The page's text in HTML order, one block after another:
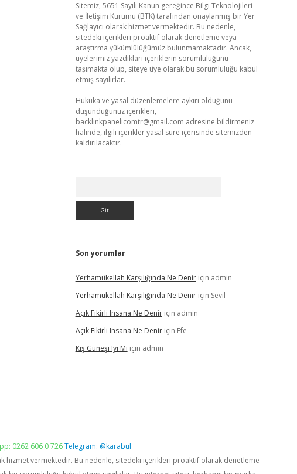
Sitemiz, 5651 Sayılı Kanun gereğince Bilgi Teknolojileri
ve İletişim Kurumu (BTK) tarafından onaylanmış bir Yer
Sağlayıcı olarak hizmet vermektedir. Bu nedenle,
sitedeki içerikleri proaktif olarak denetleme veya
araştırma yükümlülüğümüz bulunmamaktadır. Ancak,
üyelerimiz yazdıkları içeriklerin sorumluluğunu
taşımakta olup, siteye üye olarak bu sorumluluğu kabul
etmiş sayılırlar.
Hukuka ve yasal düzenlemelere aykırı olduğunu
düşündüğünüz içerikleri,
backlinkpanelicomtr@gmail.com adresine bildirmeniz
halinde, ilgili içerikler yasal süre içerisinde sitemizden
kaldırılacaktır.
Son yorumlar
Yerhamükellah Karşılığında Ne Deniriçin admin
Yerhamükellah Karşılığında Ne Deniriçin Sevil
Açık Fikirli Insana Ne Deniriçin admin
Açık Fikirli Insana Ne Deniriçin Efe
Kış Güneşi Iyi Mi için admin
0262 606 0 726Telegram: @karabul
hizmet vermektedir. Bu nedenle, sitedeki içerikleri proaktif olarak denetleme